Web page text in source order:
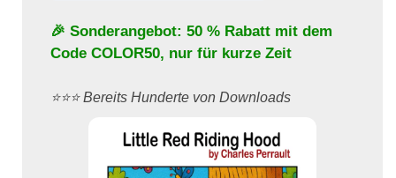
🎉 Sonderangebot: 50 % Rabatt mit dem
Code COLOR50, nur für kurze Zeit
⭐️⭐️⭐️ Bereits Hunderte von Downloads